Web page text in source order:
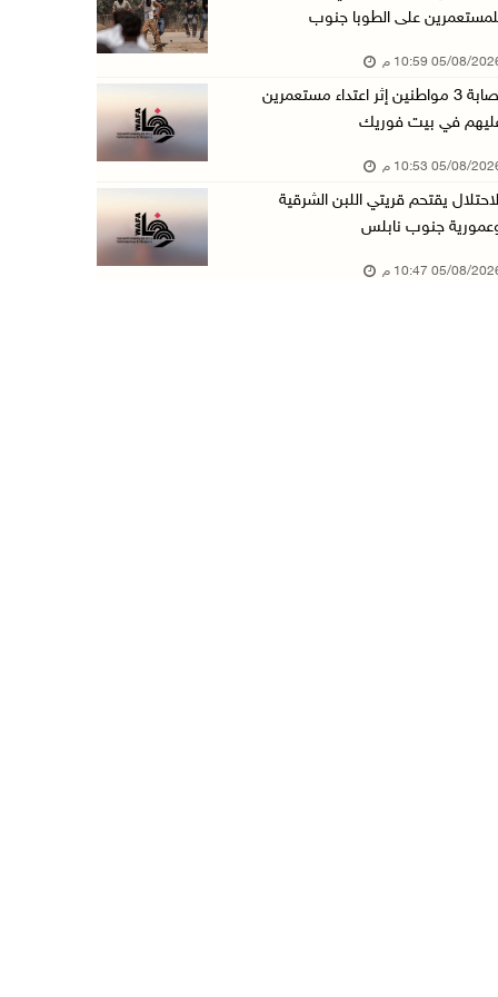
عبد السلام السيد يفوز بترشيح الديمقراطيين لمج ...
الهلال الأحمر: 8 إصابات إثر اعتداء الاحتلال ...
مخطط استعماري جديد في "جيلو" يهدد بعزل القدس ...
الاحتلال ينصب حاجزًا عسكريًا على مدخل بلدة دي ...
على الطوبا جنوب
08/2026 10:59 م
إصابة 3 مواطنين إثر اعتداء مستعمرين
في بيت فوريك
08/2026 10:53 م
يقتحم قريتي اللبن الشرقية
جنوب نابلس
08/2026 10:47 م